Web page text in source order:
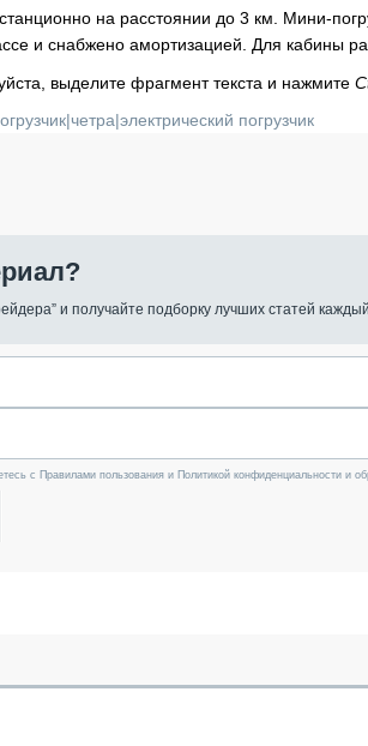
на расстоянии до 3 км. Мини-
и снабжено амортизацией. Для кабины
выделите фрагмент текста и нажмите
|четра|электрический погрузчик
и получайте подборку лучших статей
с Правилами пользования и Политикой конфиденциальности и